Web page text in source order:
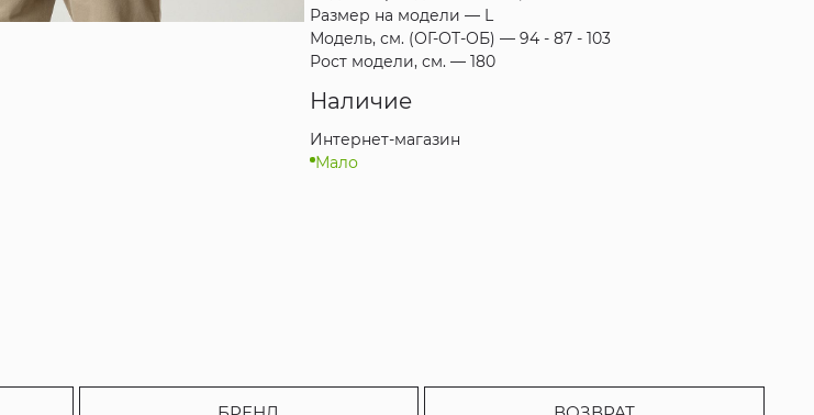
Размер на модели — L
Модель, см. (ОГ-ОТ-ОБ) — 94 - 87 - 103
Рост модели, см. — 180
Наличие
Интернет-магазин
Мало